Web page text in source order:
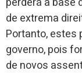
de extrema
Portanto, estes
governo, pois
de novos